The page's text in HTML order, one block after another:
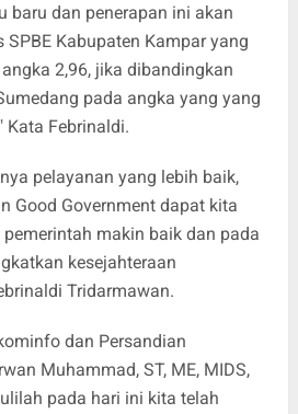
baru dan penerapan ini akan
Kabupaten Kampar yang
2,96, jika dibandingkan
pada angka yang yang
Kata Febrinaldi.
pelayanan yang lebih baik,
Good Government dapat kita
makin baik dan pada
kesejahteraan
Tridarmawan.
dan Persandian
Muhammad, ST, ME, MIDS,
pada hari ini kita telah